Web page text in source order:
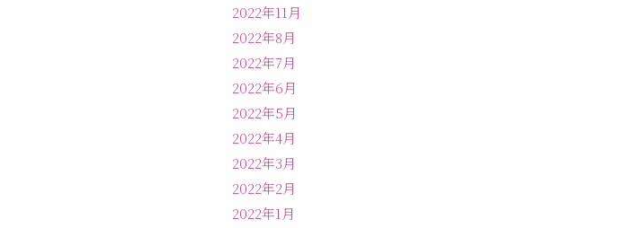
2022年11月
2022年8月
2022年7月
2022年6月
2022年5月
2022年4月
2022年3月
2022年2月
2022年1月